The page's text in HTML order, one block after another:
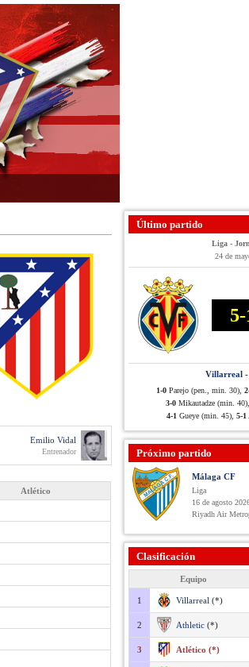
Emilio Vidal
Entrenador
Atlético
Último partido
Liga -
24 de
5-
Villarreal -
1-0 Parejo (pen., min. 30),
3-0 Mikautadze (min. 40),
4-1 Gueye (min. 45), 5-1
Próximo partido
Málaga CF
Liga
16 de agosto
Riyadh Air
Clasificación
Equipo
1 Villarreal (*)
2 Athletic (*)
3 Atlético (*)